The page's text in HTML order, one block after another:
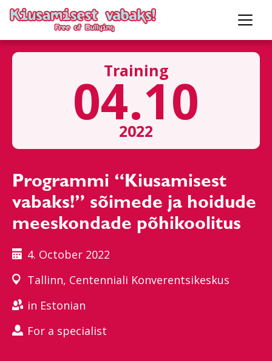
Training
04.10
2022
Programmi “Kiusamisest
vabaks!” sõimede ja hoidude
meeskondade põhikoolitus
4. October 2022
Tallinn, Centenniali Konverentsikeskus
in Estonian
For a specialist